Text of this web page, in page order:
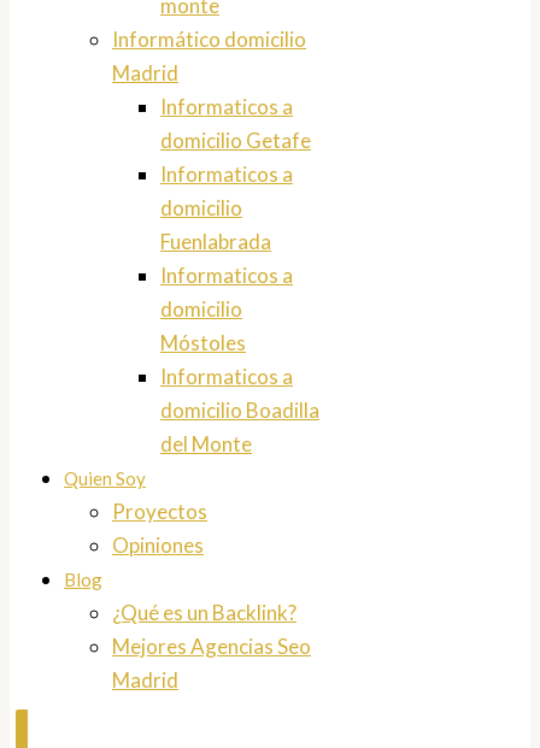
monte
Informático domicilio
Madrid
Informaticos a
domicilio Getafe
Informaticos a
domicilio
Fuenlabrada
Informaticos a
domicilio
Móstoles
Informaticos a
domicilio Boadilla
del Monte
Quien Soy
Proyectos
Opiniones
Blog
¿Qué es un Backlink?
Mejores Agencias Seo
Madrid